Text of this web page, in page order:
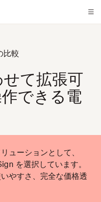
比較
て拡張可
できる電
ューションとして、
を選択しています。
やすさ、完全な価格透